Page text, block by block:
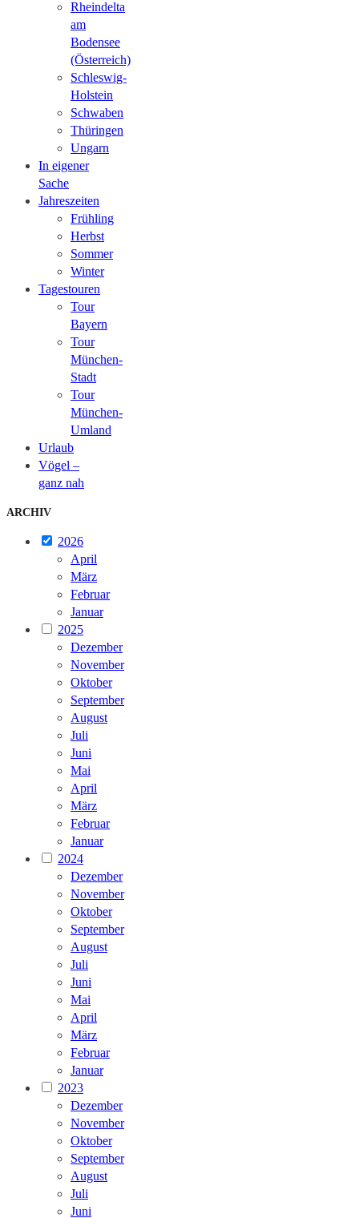
Rheindelta
am
Bodensee
(Österreich)
Schleswig-
Holstein
Schwaben
Thüringen
Ungarn
In eigener
Sache
Jahreszeiten
Frühling
Herbst
Sommer
Winter
Tagestouren
Tour
Bayern
Tour
München-
Stadt
Tour
München-
Umland
Urlaub
Vögel –
ganz nah
ARCHIV
2026
April
März
Februar
Januar
2025
Dezember
November
Oktober
September
August
Juli
Juni
Mai
April
März
Februar
Januar
2024
Dezember
November
Oktober
September
August
Juli
Juni
Mai
April
März
Februar
Januar
2023
Dezember
November
Oktober
September
August
Juli
Juni